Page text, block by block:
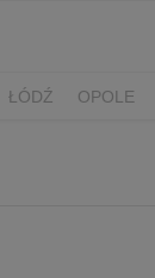
ŁÓDŹ OPOLE